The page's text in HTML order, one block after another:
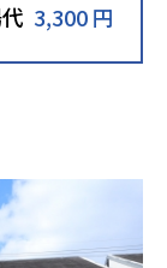
3,300 円